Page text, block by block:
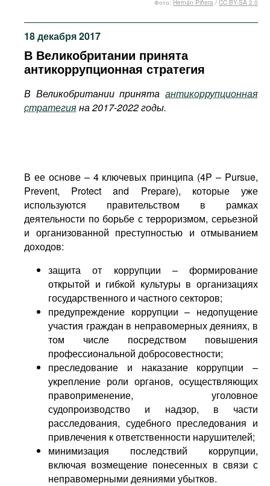
Подкасты
Книжная полка
18 декабря 2017
В Великобритании принята
антикоррупционная стратегия
В Великобритании принята антикоррупционная
стратегияна 2017-2022 годы.
Фото: Hernán Piñera / CC BY-SA 2.0
В ее основе – 4 ключевых принципа (4P – Pursue,
Prevent, Protect and Prepare), которые уже
используются правительством в рамках
деятельности по борьбе с терроризмом, серьезной
и организованной преступностью и отмыванием
доходов:
защита от коррупции – формирование
открытой и гибкой культуры в организациях
государственного и частного секторов;
предупреждение коррупции – недопущение
участия граждан в неправомерных деяниях, в
том числе посредством повышения
профессиональной добросовестности;
преследование и наказание коррупции –
укрепление роли органов, осуществляющих
правоприменение, уголовное
судопроизводство и надзор, в части
расследования, судебного преследования и
привлечения к ответственности нарушителей;
минимизация последствий коррупции,
включая возмещение понесенных в связи с
неправомерными деяниями убытков.